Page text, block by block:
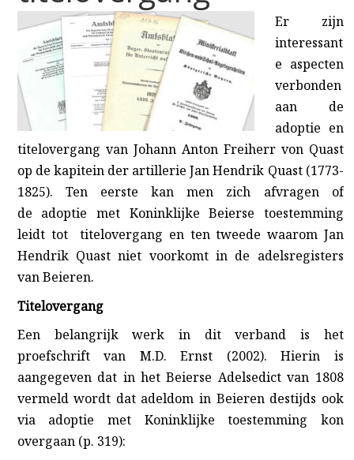
Er zijn
interessant
e aspecten
verbonden
aan de
adoptie en
titelovergang van Johann Anton Freiherr von Quast
op de kapitein der artillerie Jan Hendrik Quast (1773-
1825). Ten eerste kan men zich afvragen of
de adoptie met Koninklijke Beierse toestemming
leidt tot titelovergang en ten tweede waarom Jan
Hendrik Quast niet voorkomt in de adelsregisters
van Beieren.
Titelovergang
Een belangrijk werk in dit verband is het
proefschrift van M.D. Ernst (2002). Hierin is
aangegeven dat in het Beierse Adelsedict van 1808
vermeld wordt dat adeldom in Beieren destijds ook
via adoptie met Koninklijke toestemming kon
overgaan (p. 319):